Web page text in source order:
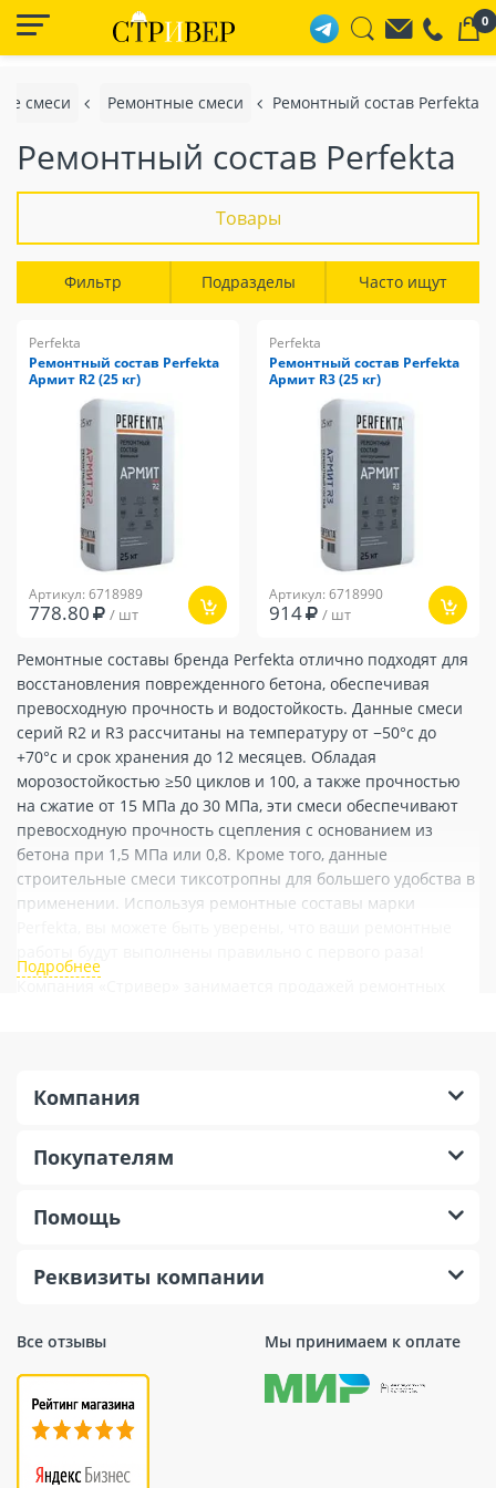
0
смеси Ремонтные смеси Ремонтный состав Perfekta
Ремонтный состав Perfekta
Ремонтные составы бренда Perfekta отлично подходят для
восстановления поврежденного бетона, обеспечивая
превосходную прочность и водостойкость. Данные смеси
серий R2 и R3 рассчитаны на температуру от −50°c до
+70°c и срок хранения до 12 месяцев. Обладая
морозостойкостью ≥50 циклов и 100, а также прочностью
на сжатие от 15 МПа до 30 МПа, эти смеси обеспечивают
превосходную прочность сцепления с основанием из
бетона при 1,5 МПа или 0,8. Кроме того, данные
строительные смеси тиксотропны для большего удобства в
применении. Используя ремонтные составы марки
требованиям и методам ремонта железобетонных
Товары
Фильтр Подразделы Часто ищут
Perfekta
Ремонтный состав Perfekta
Армит R2 (25 кг)
Артикул: 6718989
778.80 / шт
Perfekta
Ремонтный состав Perfekta
Армит R3 (25 кг)
Артикул: 6718990
914 / шт
Все отзывы Мы принимаем к оплате
Компания
Покупателям
Помощь
Реквизиты компании